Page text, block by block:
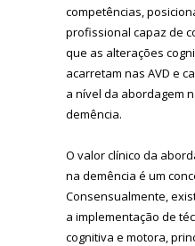
competências,
profissional capaz de
que as alterações
acarretam nas AVD e
a nível da abordagem
demência.
O valor clínico da
na demência é um
Consensualmente,
a implementação de
cognitiva e motora,